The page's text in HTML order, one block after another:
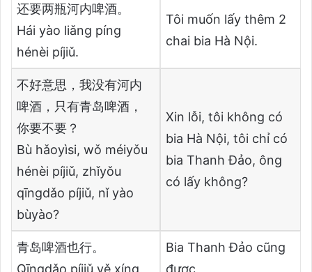
还要两瓶河内啤酒。
Hái yào liǎng píng
hénèi píjiǔ.
Tôi muốn lấy thêm 2
chai bia Hà Nội.
不好意思，我没有河内
啤酒，只有青岛啤酒，
你要不要？
Bù hǎoyìsi, wǒ méiyǒu
hénèi píjiǔ, zhǐyǒu
qīngdǎo píjiǔ, nǐ yào
bùyào?
Xin lỗi, tôi không có
bia Hà Nội, tôi chỉ có
bia Thanh Đảo, ông
có lấy không?
青岛啤酒也行。
Qīngdǎo píjiǔ yě xíng.
Bia Thanh Đảo cũng
được.